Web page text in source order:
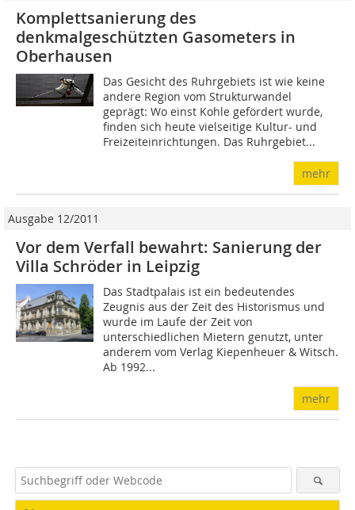
Komplettsanierung des
denkmalgeschützten Gasometers in
Oberhausen
Das Gesicht des Ruhrgebiets ist wie keine
andere Region vom Strukturwandel
geprägt: Wo einst Kohle gefördert wurde,
finden sich heute vielseitige Kultur- und
Freizeiteinrichtungen. Das Ruhrgebiet...
mehr
Ausgabe 12/2011
Vor dem Verfall bewahrt: Sanierung der
Villa Schröder in Leipzig
Das Stadtpalais ist ein bedeutendes
Zeugnis aus der Zeit des Historismus und
wurde im Laufe der Zeit von
unterschiedlichen Mietern genutzt, unter
anderem vom Verlag Kiepenheuer & Witsch.
Ab 1992...
mehr